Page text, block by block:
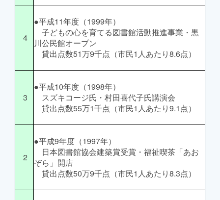
4
●平成11年度（1999年）
子どもの心を育てる図書館活動推進事業・黒
川公民館オープン
貸出点数51万9千点（市民1人あたり8.6点）
3
●平成10年度（1998年）
スズキコージ氏・村田喜代子氏講演会
貸出点数55万1千点（市民1人あたり9.1点）
2
●平成9年度（1997年）
日本図書館協会建築賞受賞・福祉喫茶「あお
ぞら」開店
貸出点数50万9千点（市民1人あたり8.3点）